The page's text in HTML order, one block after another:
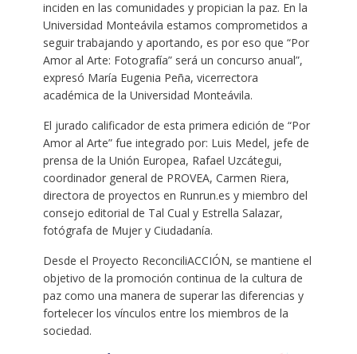
inciden en las comunidades y propician la paz. En la
Universidad Monteávila estamos comprometidos a
seguir trabajando y aportando, es por eso que “Por
Amor al Arte: Fotografía” será un concurso anual”,
expresó María Eugenia Peña, vicerrectora
académica de la Universidad Monteávila.
El jurado calificador de esta primera edición de “Por
Amor al Arte” fue integrado por: Luis Medel, jefe de
prensa de la Unión Europea, Rafael Uzcátegui,
coordinador general de PROVEA, Carmen Riera,
directora de proyectos en Runrun.es y miembro del
consejo editorial de Tal Cual y Estrella Salazar,
fotógrafa de Mujer y Ciudadanía.
Desde el Proyecto ReconciliACCIÓN, se mantiene el
objetivo de la promoción continua de la cultura de
paz como una manera de superar las diferencias y
fortelecer los vínculos entre los miembros de la
sociedad.